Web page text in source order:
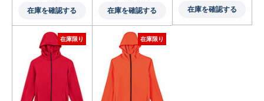
在庫を確認する 在庫を確認する 在庫を確認する
在庫限り 在庫限り